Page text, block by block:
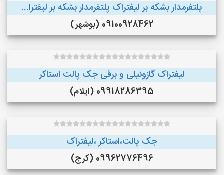
پلتفرمدار بشکه بر لیفتراک پلتفرمدار بشکه بر لیفترا...
09100928462 (بوشهر)
لیفتراک گازوئیلی و برقی جک پالت استاکر
09918286395 (ایلام)
جک پالت،استاکر ،لیفتراک
09962776496 (کرج)